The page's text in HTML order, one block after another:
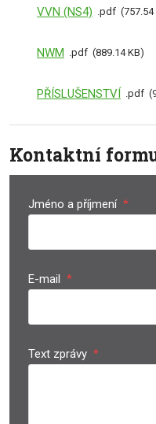
VVN (NS4) pdf 757.54
NWM pdf 889.14 KB
PŘÍSLUŠENSTVÍ pdf
Kontaktní
Jméno a příjmení *
E-mail *
Text zprávy *